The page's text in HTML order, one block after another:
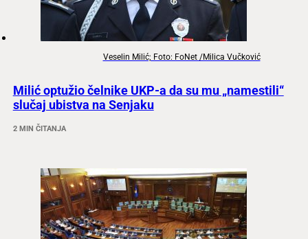
Veselin Milić; Foto: FoNet /Milica Vučković
Milić optužio čelnike UKP-a da su mu „namestili“
slučaj ubistva na Senjaku
2 MIN ČITANJA